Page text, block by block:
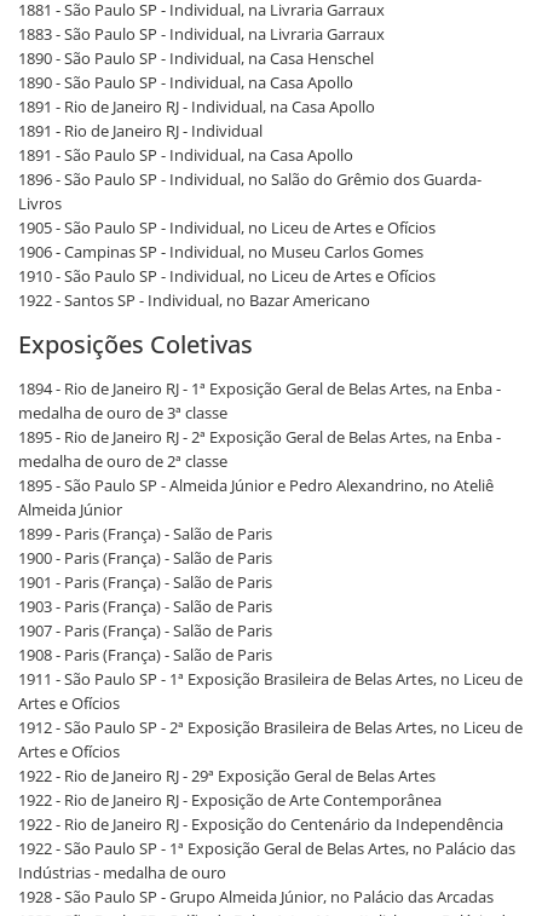
1881 - São Paulo SP - Individual, na Livraria Garraux
1883 - São Paulo SP - Individual, na Livraria Garraux
1890 - São Paulo SP - Individual, na Casa Henschel
1890 - São Paulo SP - Individual, na Casa Apollo
1891 - Rio de Janeiro RJ - Individual, na Casa Apollo
1891 - Rio de Janeiro RJ - Individual
1891 - São Paulo SP - Individual, na Casa Apollo
1896 - São Paulo SP - Individual, no Salão do Grêmio dos Guarda-
Livros
1905 - São Paulo SP - Individual, no Liceu de Artes e Ofícios
1906 - Campinas SP - Individual, no Museu Carlos Gomes
1910 - São Paulo SP - Individual, no Liceu de Artes e Ofícios
1922 - Santos SP - Individual, no Bazar Americano
Exposições Coletivas
1894 - Rio de Janeiro RJ - 1ª Exposição Geral de Belas Artes, na Enba -
medalha de ouro de 3ª classe
1895 - Rio de Janeiro RJ - 2ª Exposição Geral de Belas Artes, na Enba -
medalha de ouro de 2ª classe
1895 - São Paulo SP - Almeida Júnior e Pedro Alexandrino, no Ateliê
Almeida Júnior
1899 - Paris (França) - Salão de Paris
1900 - Paris (França) - Salão de Paris
1901 - Paris (França) - Salão de Paris
1903 - Paris (França) - Salão de Paris
1907 - Paris (França) - Salão de Paris
1908 - Paris (França) - Salão de Paris
1911 - São Paulo SP - 1ª Exposição Brasileira de Belas Artes, no Liceu de
Artes e Ofícios
1912 - São Paulo SP - 2ª Exposição Brasileira de Belas Artes, no Liceu de
Artes e Ofícios
1922 - Rio de Janeiro RJ - 29ª Exposição Geral de Belas Artes
1922 - Rio de Janeiro RJ - Exposição de Arte Contemporânea
1922 - Rio de Janeiro RJ - Exposição do Centenário da Independência
1922 - São Paulo SP - 1ª Exposição Geral de Belas Artes, no Palácio das
Indústrias - medalha de ouro
1928 - São Paulo SP - Grupo Almeida Júnior, no Palácio das Arcadas